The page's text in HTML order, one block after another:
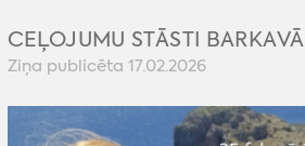
CEĻOJUMU STĀSTI BARKAVĀ
Ziņa publicēta 17.02.2026